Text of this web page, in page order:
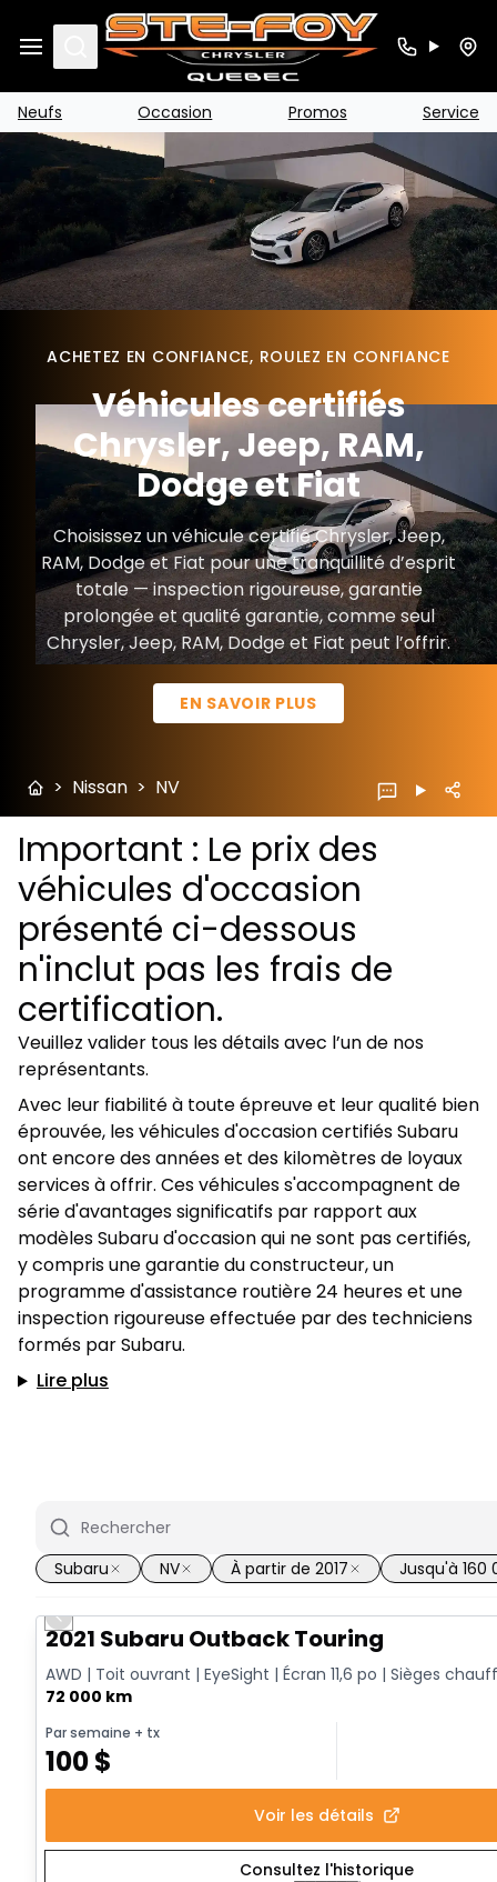
Search
Neufs Occasion Promos Service
ACHETEZ EN CONFIANCE, ROULEZ EN CONFIANCE
Véhicules certifiés
Chrysler, Jeep, RAM,
Dodge et Fiat
Choisissez un véhicule certifié Chrysler, Jeep,
RAM, Dodge et Fiat pour une tranquillité d’esprit
totale — inspection rigoureuse, garantie
prolongée et qualité garantie, comme seul
Chrysler, Jeep, RAM, Dodge et Fiat peut l’offrir.
EN SAVOIR PLUS
> Nissan > NV
Important : Le prix des
véhicules d'occasion
présenté ci-dessous
n'inclut pas les frais de
certification.
Veuillez valider tous les détails avec l’un de nos
représentants.
Avec leur fiabilité à toute épreuve et leur qualité bien
éprouvée, les véhicules d'occasion certifiés Subaru
ont encore des années et des kilomètres de loyaux
services à offrir. Ces véhicules s'accompagnent de
série d'avantages significatifs par rapport aux
modèles Subaru d'occasion qui ne sont pas certifiés,
y compris une garantie du constructeur, un
programme d'assistance routière 24 heures et une
inspection rigoureuse effectuée par des techniciens
formés par Subaru.
Lire plus
Subaru NV À partir de 2017 Jusqu'à 160
Previous slide
2021 Subaru Outback Touring
AWD | Toit ouvrant | EyeSight | Écran 11,6 po | Sièges
72 000 km
Par semaine + tx
100$
Voir les détails
Consultez l'historique